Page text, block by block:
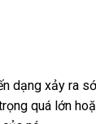
dạng xảy ra
quá lớn